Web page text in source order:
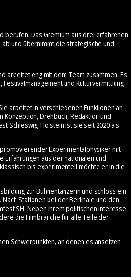
berufen. Das Gremium aus drei erfahrenen
und übernimmt die strategische und
arbeitet eng mit dem Team zusammen. Es
und Kulturvermittlung
arbeitet in verschiedenen Funktionen an
Drehbuch, Redaktion und
Schleswig-Holstein ist sie seit 2020 als
Experimentalphysiker mit
Erfahrungen aus der nationalen und
bis experimentell möchte er in die
zur Bühnentänzerin und schloss ein
Stationen bei der Berlinale und den
SH. Neben ihrem politischen Interesse
die Filmbranche für alle Teile der
Schwerpunkten, an denen es ansetzen